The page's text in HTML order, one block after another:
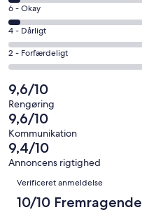
−
Fremragende.
22
af
i
alt
24
anmeldelser
8
−
Udmærket.
1
i
alt
24
anmeldelser
Bedømmelse
på
6
−
Okay.
1
af
i
alt
24
anmeldelser
6 - Okay
Bedømmelse
på
4
Dårligt.
0
af
i
alt
24
anmeldelser
4 - Dårligt
Bedømmelse
på
2
−
Forfærdeligt.
0
af
24
anmeldelser
2 - Forfærdeligt
9,6/10
Rengøring
9,6/10
Kommunikation
9,4/10
Annoncens rigtighed
Anmeldelser
Verificeret anmeldelse
10/10 Fremragende